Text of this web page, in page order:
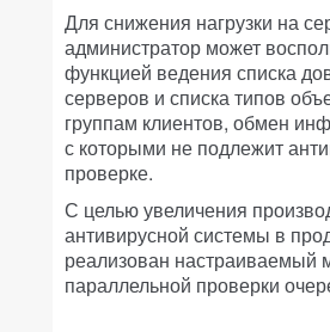
Для снижения нагрузки на
администратор может
функцией ведения списка
серверов и списка типов
группам клиентов, обмен
с которыми не подлежит
проверке.
С целью увеличения
антивирусной системы в
реализован настраиваемый
параллельной проверки